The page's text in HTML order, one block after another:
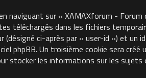
sur « XAMAXforum - Forum
téléchargés dans les fichiers
ci-après par « user-id ») et un
phpBB. Un troisième cookie sera
stocker les informations sur les sujets